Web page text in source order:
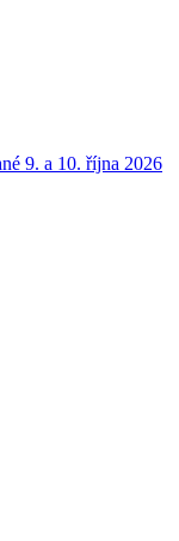
9. a 10. října 2026